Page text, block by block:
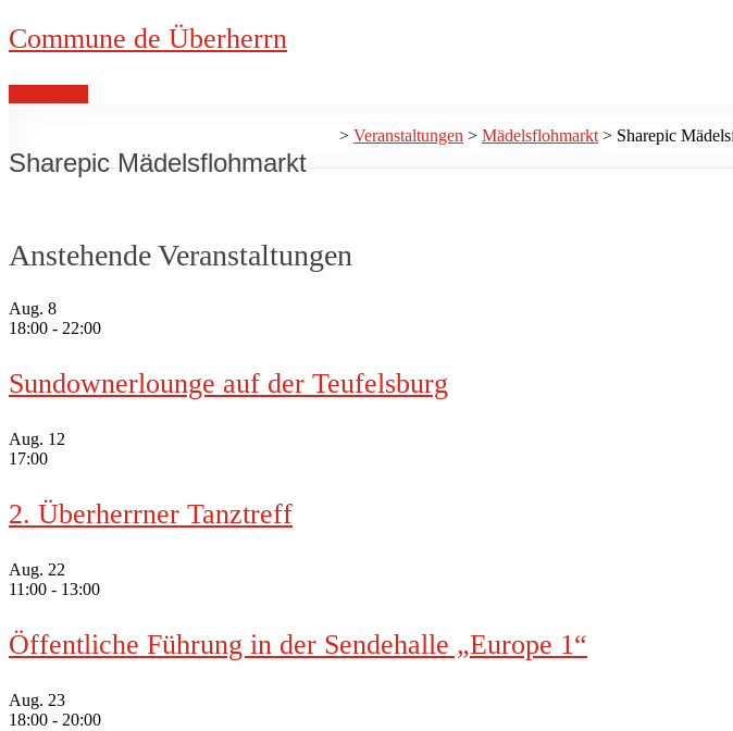
Commune de Überherrn
Sharepic Mädelsflohmarkt
> Veranstaltungen > Mädelsflohmarkt > Sharepic
Anstehende Veranstaltungen
Aug. 8
18:00 - 22:00
Sundownerlounge auf der Teufelsburg
Aug. 12
17:00
2. Überherrner Tanztreff
Aug. 22
11:00 - 13:00
Öffentliche Führung in der Sendehalle „Europe 1“
Aug. 23
18:00 - 20:00